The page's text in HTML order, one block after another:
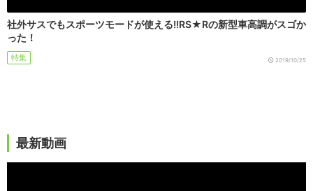
社外サスでもスポーツモードが使える!!RS★Rの新型車高調がスゴか
った！
特集 2019/10/25
最新動画